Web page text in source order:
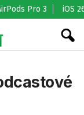
Pro 3 iOS